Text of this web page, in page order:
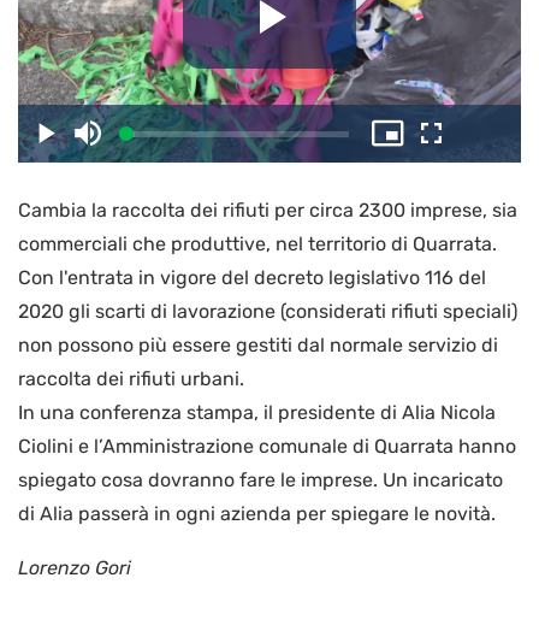
il
video
PlayDisattiva
l’audio
Caricato:
3.76%
Picture-
in-
Schermo
intero
Cambia la raccolta dei rifiuti per circa 2300 imprese, sia
commerciali che produttive, nel territorio di Quarrata.
Con l'entrata in vigore del decreto legislativo 116 del
2020 gli scarti di lavorazione (considerati rifiuti speciali)
non possono più essere gestiti dal normale servizio di
raccolta dei rifiuti urbani.
In una conferenza stampa, il presidente di Alia Nicola
Ciolini e l’Amministrazione comunale di Quarrata hanno
spiegato cosa dovranno fare le imprese. Un incaricato
di Alia passerà in ogni azienda per spiegare le novità.
Lorenzo Gori